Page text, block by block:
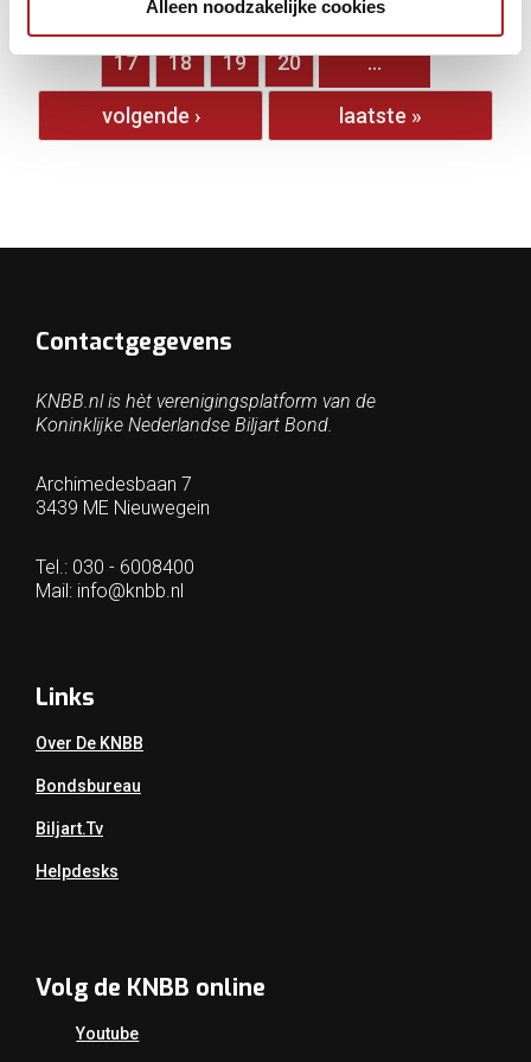
Alleen noodzakelijke cookies
12 13 14 15
17 18 19 20 …
volgende › laatste »
Contactgegevens
KNBB.nl is hèt verenigingsplatform van de
Koninklijke Nederlandse Biljart Bond.
Archimedesbaan 7
3439 ME Nieuwegein
Tel.: 030 - 6008400
Mail: info@knbb.nl
Links
Over De KNBB
Bondsbureau
Biljart.tv
Helpdesks
Volg de KNBB online
Youtube